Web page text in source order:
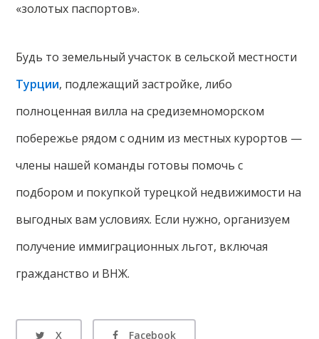
«золотых паспортов».
Будь то земельный участок в сельской местности
Турции, подлежащий застройке, либо
полноценная вилла на средиземноморском
побережье рядом с одним из местных курортов —
члены нашей команды готовы помочь с
подбором и покупкой турецкой недвижимости на
выгодных вам условиях. Если нужно, организуем
получение иммиграционных льгот, включая
гражданство и ВНЖ.
X Facebook